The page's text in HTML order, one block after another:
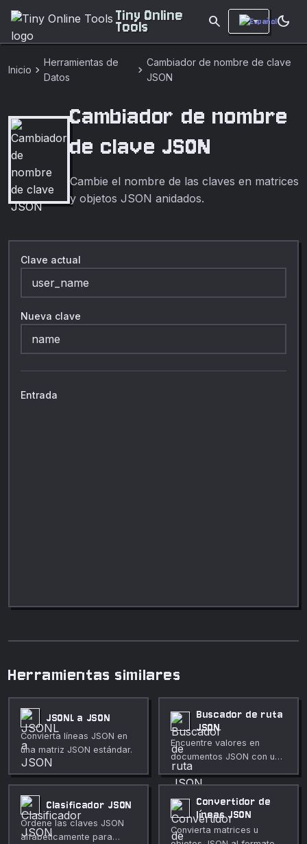
Tiny Online
Tools search dark_mode
Inicio chevron_right
Herramientas de
Datos
chevron_right
Cambiador de nombre de clave
JSON
Cambiador de nombre
de clave JSON
Cambie el nombre de las claves en matrices
y objetos JSON anidados.
Clave actual
Nueva clave
Entrada
Herramientas similares
JSONL a JSON
Convierta líneas JSON en
una matriz JSON estándar.
Buscador de ruta
JSON
Encuentre valores en
documentos JSON con un
práctico subconjunto
JSONPath.
Clasificador JSON
Ordene las claves JSON
alfabéticamente para
Convertidor de
líneas JSON
Convierta matrices u